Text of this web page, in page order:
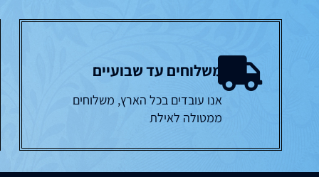
משלוחים עד שבועיים
אנו עובדים בכל הארץ, משלוחים
ממטולה לאילת